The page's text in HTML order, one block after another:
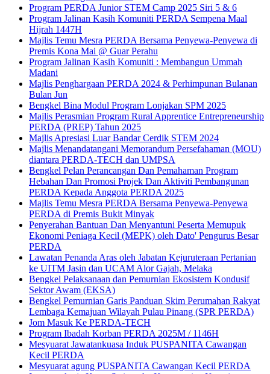
Program PERDA Junior STEM Camp 2025 Siri 5 & 6
Program Jalinan Kasih Komuniti PERDA Sempena Maal
Hijrah 1447H
Majlis Temu Mesra PERDA Bersama Penyewa-Penyewa di
Premis Kona Mai @ Guar Perahu
Program Jalinan Kasih Komuniti : Membangun Ummah
Madani
Majlis Penghargaan PERDA 2024 & Perhimpunan Bulanan
Bulan Jun
Bengkel Bina Modul Program Lonjakan SPM 2025
Majlis Perasmian Program Rural Apprentice Entrepreneurship
PERDA (PREP) Tahun 2025
Majlis Apresiasi Luar Bandar Cerdik STEM 2024
Majlis Menandatangani Memorandum Persefahaman (MOU)
diantara PERDA-TECH dan UMPSA
Bengkel Pelan Perancangan Dan Pemahaman Program
Hebahan Dan Promosi Projek Dan Aktiviti Pembangunan
PERDA Kepada Anggota PERDA 2025
Majlis Temu Mesra PERDA Bersama Penyewa-Penyewa
PERDA di Premis Bukit Minyak
Penyerahan Bantuan Dan Menyantuni Peserta Memupuk
Ekonomi Peniaga Kecil (MEPK) oleh Dato' Pengurus Besar
PERDA
Lawatan Penanda Aras oleh Jabatan Kejuruteraan Pertanian
ke UITM Jasin dan UCAM Alor Gajah, Melaka
Bengkel Pelaksanaan dan Pemurnian Ekosistem Kondusif
Sektor Awam (EKSA)
Bengkel Pemurnian Garis Panduan Skim Perumahan Rakyat
Lembaga Kemajuan Wilayah Pulau Pinang (SPR PERDA)
Jom Masuk Ke PERDA-TECH
Program Ibadah Korban PERDA 2025M / 1146H
Mesyuarat Jawatankuasa Induk PUSPANITA Cawangan
Kecil PERDA
Mesyuarat agung PUSPANITA Cawangan Kecil PERDA